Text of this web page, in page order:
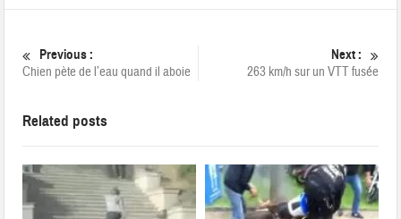
Previous :
Chien pète de l’eau quand il aboie
Next :
263 km/h sur un VTT fusée
Related posts